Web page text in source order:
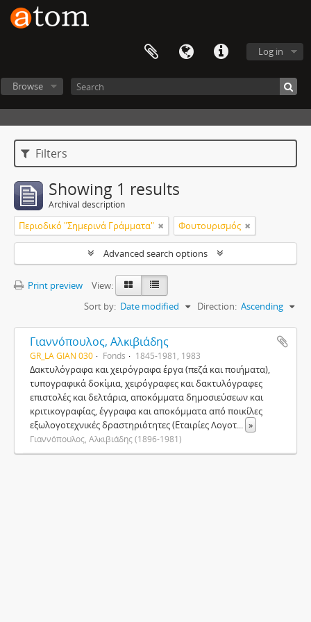
Log in
Browse
Filters
Showing 1 results
Archival description
Περιοδικό "Σημερινά Γράμματα" Φουτουρισμός
Advanced search options
Print preview
View:
Sort by: Date modified Direction: Ascending
Γιαννόπουλος, Αλκιβιάδης
GR_LA GIAN 030 Fonds 1845-1981, 1983
Δακτυλόγραφα και χειρόγραφα έργα (πεζά και ποιήματα),
τυπογραφικά δοκίμια, χειρόγραφες και δακτυλόγραφες
επιστολές και δελτάρια, αποκόμματα δημοσιεύσεων και
κριτικογραφίας, έγγραφα και αποκόμματα από ποικίλες
εξωλογοτεχνικές δραστηριότητες (Εταιρίες Λογοτ... »
Γιαννόπουλος, Αλκιβιάδης (1896-1981)